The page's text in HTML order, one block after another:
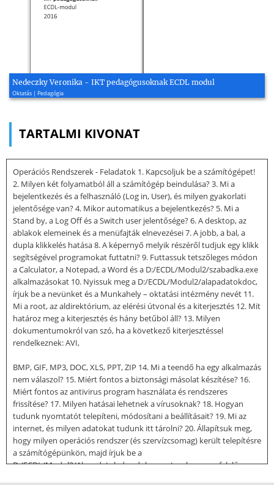
Nedeczky Veronika - IKT pedagógusoknak ECDL modul
Oktatás | Pedagógia
TARTALMI KIVONAT
Operációs Rendszerek - Feladatok 1. Kapcsoljuk be a számítógépet!
2. Milyen két folyamatból áll a számítógép beindulása? 3. Mi a
bejelentkezés és a felhasználó (Log in, User), és milyen gyakorlati
jelentősége van? 4. Mikor automatikus a bejelentkezés? 5. Mi a
Stand by, a Log Off és a Switch user jelentősége? 6. A desktop, az
ablakok elemeinek és a menüfajták elnevezései 7. A jobb, a bal, a
dupla klikkelés hatása 8. A képernyő melyik részéről tudjuk egy klikk
segítségével programokat futtatni? 9. Futtassuk tetszőleges módon
a Calculator, a Notepad, a Word és a D:/ECDL/Modul2/szabadka.exe
alkalmazásokat 10. Nyissuk meg a D:/ECDL/Modul2/alapadatokdoc,
írjuk be a nevünket és a Munkahely – oktatási intézmény nevét 11.
Mi a root, az aldirektórium, az elérési útvonal és a kiterjesztés 12. Mit
határoz meg a kiterjesztés és hány betűböl áll? 13. Milyen
dokumentumokról van szó, ha a következő kiterjesztéssel
rendelkeznek: AVI,
BMP, GIF, MP3, DOC, XLS, PPT, ZIP 14. Mi a teendő ha egy alkalmazás
nem válaszol? 15. Miért fontos a biztonsági másolat készítése? 16.
Miért fontos az antivirus program használata és rendszeres
frissítése? 17. Milyen hatásai lehetnek a vírusoknak? 18. Hogyan
tudunk nyomtatót telepíteni, módosítani a beállításait? 19. Mi az
internet, és milyen adatokat tudunk itt tárolni? 20. Állapítsuk meg,
hogy milyen operációs rendszer (és szervízcsomag) került telepítésre
a számítógépünkön, majd írjuk be a
D:/ECDL/Modul2/Alapadatok.doc dokumentumba a megfelelő